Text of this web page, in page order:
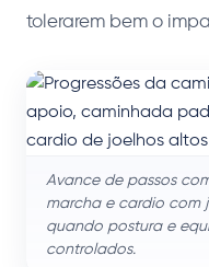
tolerarem bem o
Avance de passos
marcha e cardio com
quando postura e
controlados.